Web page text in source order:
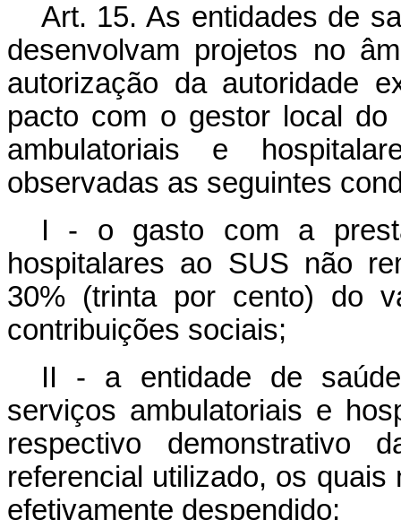
Art. 15. As entidades de
desenvolvam projetos no
autorização da autoridade
pacto com o gestor local
ambulatoriais e
observadas as seguintes
I - o gasto com a
hospitalares ao SUS não
30% (trinta por cento) do
contribuições sociais;
II - a entidade de
serviços ambulatoriais e
respectivo
referencial utilizado, os
efetivamente despendido;